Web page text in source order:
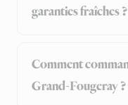
garanties fraîches ?
Comment
Grand-Fougeray ?